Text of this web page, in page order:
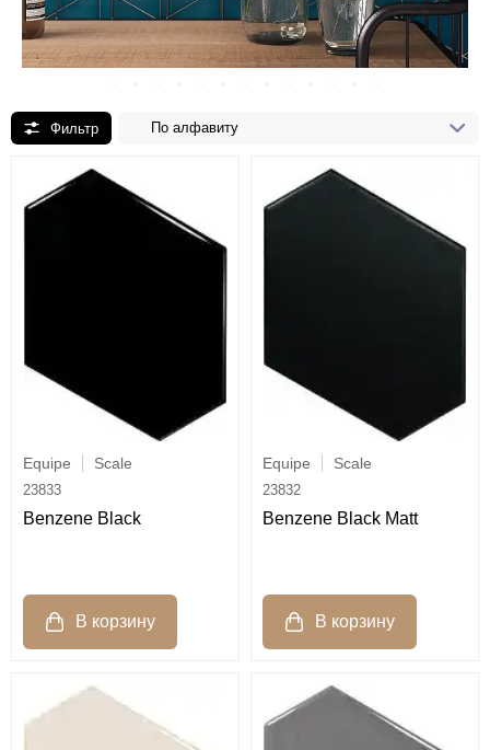
По алфавиту
Equipe Scale
23833
Benzene Black
Equipe Scale
23832
Benzene Black Matt